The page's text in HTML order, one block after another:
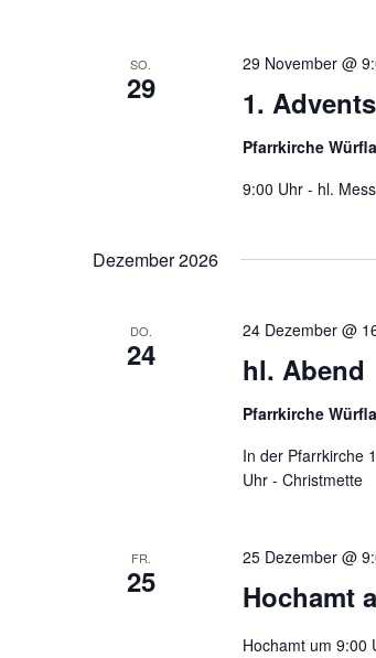
SO.
29 1.
29 November @
Pfarrkirche
9:00 Uhr - hl.
Dezember 2026
DO.
24 hl. Abend
24 Dezember @
Pfarrkirche
In der Pfarrkirche
Uhr - Christmette
FR.
25 Hochamt
25 Dezember @
Hochamt um 9:00